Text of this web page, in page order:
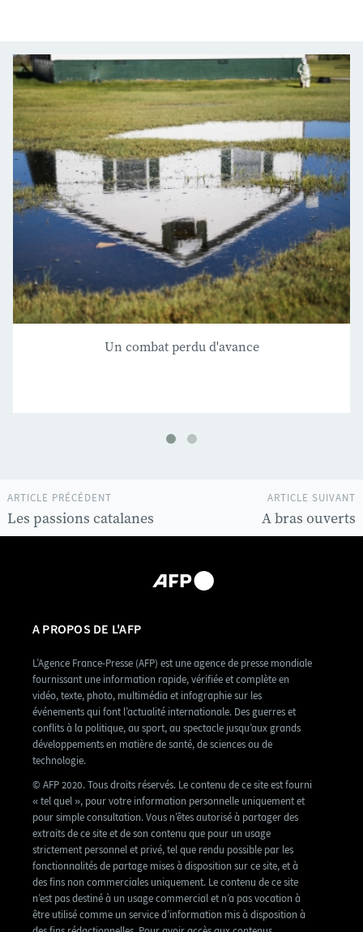
Un combat perdu d'avance
ARTICLE SUIVANT
A bras ouverts
ARTICLE PRÉCÉDENT
Les passions catalanes
A PROPOS DE L'AFP
L’Agence France-Presse (AFP) est une agence de presse mondiale
fournissant une information rapide, vérifiée et complète en
vidéo, texte, photo, multimédia et infographie sur les
événements qui font l’actualité internationale. Des guerres et
conflits à la politique, au sport, au spectacle jusqu’aux grands
développements en matière de santé, de sciences ou de
technologie.
© AFP 2020. Tous droits réservés. Le contenu de ce site est fourni
« tel quel », pour votre information personnelle uniquement et
pour simple consultation. Vous n’êtes autorisé à partager des
extraits de ce site et de son contenu que pour un usage
strictement personnel et privé, tel que rendu possible par les
fonctionnalités de partage mises à disposition sur ce site, et à
des fins non commerciales uniquement. Le contenu de ce site
n’est pas destiné à un usage commercial et n’a pas vocation à
être utilisé comme un service d’information mis à disposition à